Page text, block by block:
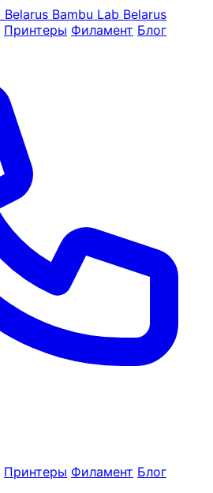
Bambu Lab Belarus
Принтеры Филамент Блог
Принтеры Филамент Блог